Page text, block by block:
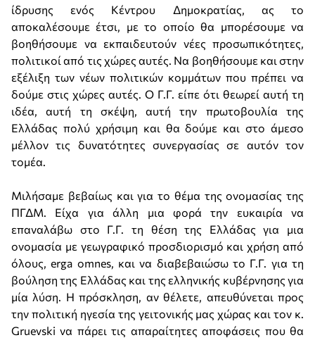
ίδρυσης ενός Κέντρου Δημοκρατίας, ας το
αποκαλέσουμε έτσι, με το οποίο θα μπορέσουμε να
βοηθήσουμε να εκπαιδευτούν νέες προσωπικότητες,
πολιτικοί από τις χώρες αυτές. Να βοηθήσουμε και στην
εξέλιξη των νέων πολιτικών κομμάτων που πρέπει να
δούμε στις χώρες αυτές. Ο Γ.Γ. είπε ότι θεωρεί αυτή τη
ιδέα, αυτή τη σκέψη, αυτή την πρωτοβουλία της
Ελλάδας πολύ χρήσιμη και θα δούμε και στο άμεσο
μέλλον τις δυνατότητες συνεργασίας σε αυτόν τον
τομέα.
Μιλήσαμε βεβαίως και για το θέμα της ονομασίας της
ΠΓΔΜ. Είχα για άλλη μια φορά την ευκαιρία να
επαναλάβω στο Γ.Γ. τη θέση της Ελλάδας για μια
ονομασία με γεωγραφικό προσδιορισμό και χρήση από
όλους, erga omnes, και να διαβεβαιώσω το Γ.Γ. για τη
βούληση της Ελλάδας και της ελληνικής κυβέρνησης για
μία λύση. Η πρόσκληση, αν θέλετε, απευθύνεται προς
την πολιτική ηγεσία της γειτονικής μας χώρας και τον κ.
Gruevski να πάρει τις απαραίτητες αποφάσεις που θα